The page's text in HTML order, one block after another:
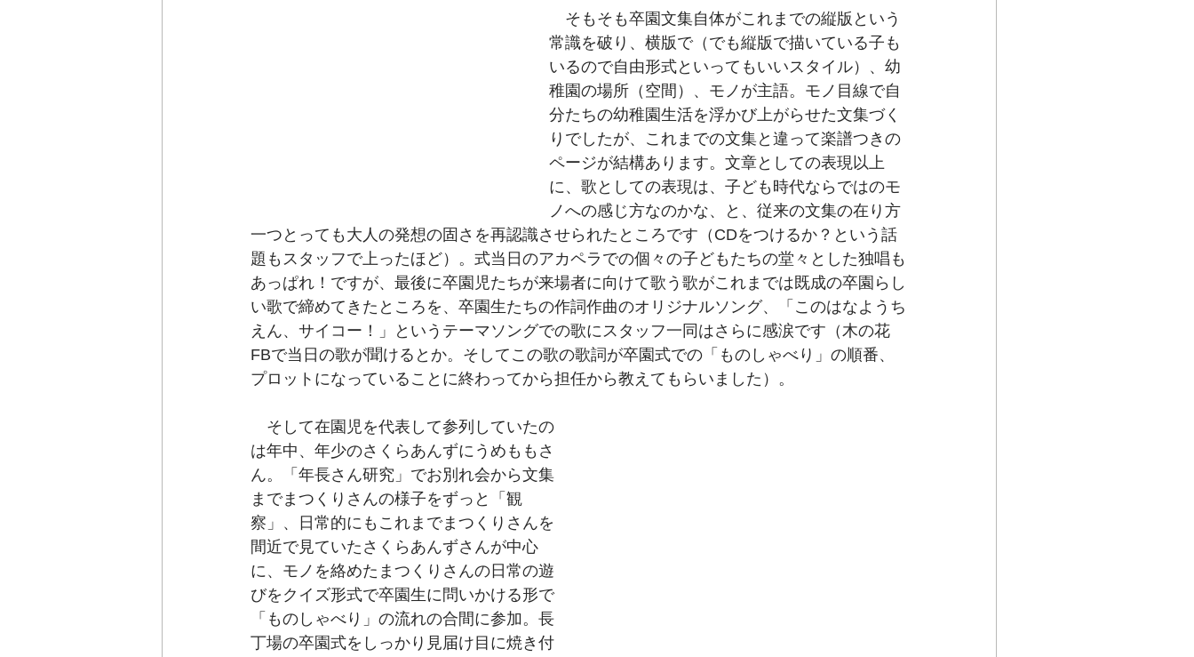
そもそも卒園文集自体がこれまでの縦版という
常識を破り、横版で（でも縦版で描いている子も
いるので自由形式といってもいいスタイル）、幼
稚園の場所（空間）、モノが主語。モノ目線で自
分たちの幼稚園生活を浮かび上がらせた文集づく
りでしたが、これまでの文集と違って楽譜つきの
ページが結構あります。文章としての表現以上
に、歌としての表現は、子ども時代ならではのモ
ノへの感じ方なのかな、と、従来の文集の在り方
一つとっても大人の発想の固さを再認識させられたところです（CDをつけるか？という話
題もスタッフで上ったほど）。式当日のアカペラでの個々の子どもたちの堂々とした独唱も
あっぱれ！ですが、最後に卒園児たちが来場者に向けて歌う歌がこれまでは既成の卒園らし
い歌で締めてきたところを、卒園生たちの作詞作曲のオリジナルソング、「このはなようち
えん、サイコー！」というテーマソングでの歌にスタッフ一同はさらに感涙です（木の花
FBで当日の歌が聞けるとか。そしてこの歌の歌詞が卒園式での「ものしゃべり」の順番、
プロットになっていることに終わってから担任から教えてもらいました）。
そして在園児を代表して参列していたの
は年中、年少のさくらあんずにうめももさ
ん。「年長さん研究」でお別れ会から文集
までまつくりさんの様子をずっと「観
察」、日常的にもこれまでまつくりさんを
間近で見ていたさくらあんずさんが中心
に、モノを絡めたまつくりさんの日常の遊
びをクイズ形式で卒園生に問いかける形で
「ものしゃべり」の流れの合間に参加。長
丁場の卒園式をしっかり見届け目に焼き付